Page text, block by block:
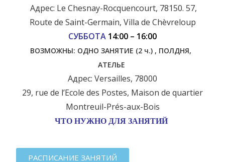
Адрес: Le Chesnay-Rocquencourt, 78150. 57,
Route de Saint-Germain, Villa de Chèvreloup
СУББОТА 14:00 – 16:00
ВОЗМОЖНЫ: ОДНО ЗАНЯТИЕ (2 ч.) , ПОЛДНЯ,
АТЕЛЬЕ
Адрес: Versailles, 78000
29, rue de l’Ecole des Postes, Maison de quartier
Montreuil-Prés-aux-Bois
ЧТО НУЖНО ДЛЯ ЗАНЯТИЙ
РАСПИСАНИЕ ЗАНЯТИЙ